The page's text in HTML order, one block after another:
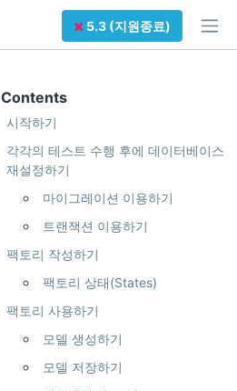
5.3 (지원종료)
Contents
시작하기
각각의 테스트 수행 후에 데이터베이스
재설정하기
마이그레이션 이용하기
트랜잭션 이용하기
팩토리 작성하기
팩토리 상태(States)
팩토리 사용하기
모델 생성하기
모델 저장하기